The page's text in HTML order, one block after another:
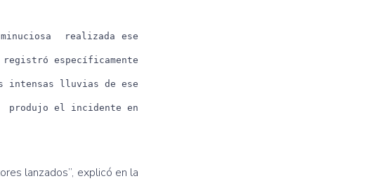
realizada ese
específicamente
intensas lluvias de ese
produjo el incidente en
lanzados”, explicó en la